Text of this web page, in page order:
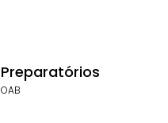
Preparatórios
OAB